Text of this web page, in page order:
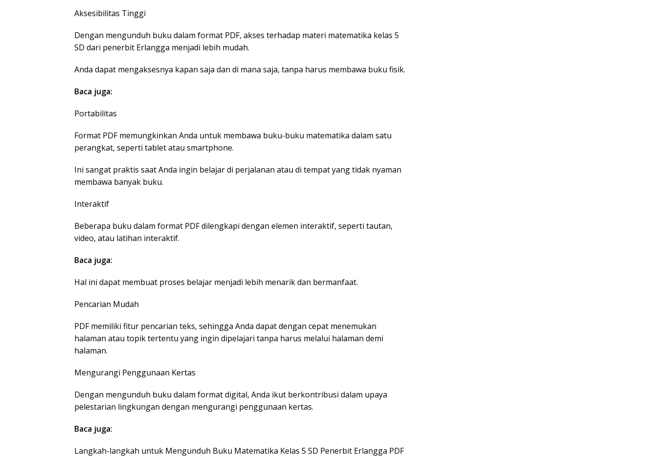
Aksesibilitas Tinggi
Dengan mengunduh buku dalam format PDF, akses terhadap materi matematika kelas 5
SD dari penerbit Erlangga menjadi lebih mudah.
Anda dapat mengaksesnya kapan saja dan di mana saja, tanpa harus membawa buku fisik.
Baca juga:
Portabilitas
Format PDF memungkinkan Anda untuk membawa buku-buku matematika dalam satu
perangkat, seperti tablet atau smartphone.
Ini sangat praktis saat Anda ingin belajar di perjalanan atau di tempat yang tidak nyaman
membawa banyak buku.
Interaktif
Beberapa buku dalam format PDF dilengkapi dengan elemen interaktif, seperti tautan,
video, atau latihan interaktif.
Baca juga:
Hal ini dapat membuat proses belajar menjadi lebih menarik dan bermanfaat.
Pencarian Mudah
PDF memiliki fitur pencarian teks, sehingga Anda dapat dengan cepat menemukan
halaman atau topik tertentu yang ingin dipelajari tanpa harus melalui halaman demi
halaman.
Mengurangi Penggunaan Kertas
Dengan mengunduh buku dalam format digital, Anda ikut berkontribusi dalam upaya
pelestarian lingkungan dengan mengurangi penggunaan kertas.
Baca juga:
Langkah-langkah untuk Mengunduh Buku Matematika Kelas 5 SD Penerbit Erlangga PDF